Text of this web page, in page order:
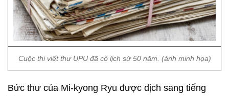
Cuộc thi viết thư UPU đã có lịch sử 50 năm. (ảnh minh họa)
Bức thư của Mi-kyong Ryu được dịch sang tiếng